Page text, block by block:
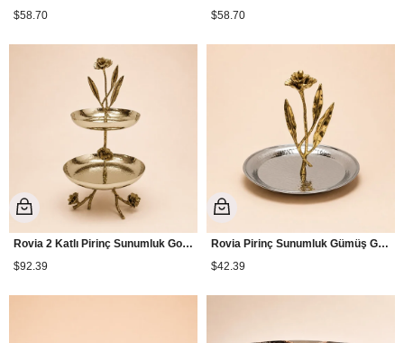
$58.70
$58.70
Rovia 2 Katlı Pirinç Sunumluk Gold GLB-28
$92.39
Rovia Pirinç Sunumluk Gümüş GLB-53
$42.39